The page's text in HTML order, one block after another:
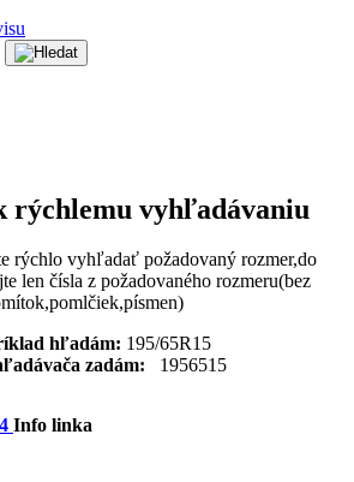
rýchlemu vyhľadávaniu
rýchlo vyhľadať požadovaný rozmer,do
len čísla z požadovaného rozmeru(bez
hľadám: 195/65R15
zadám: 1956515
Info linka